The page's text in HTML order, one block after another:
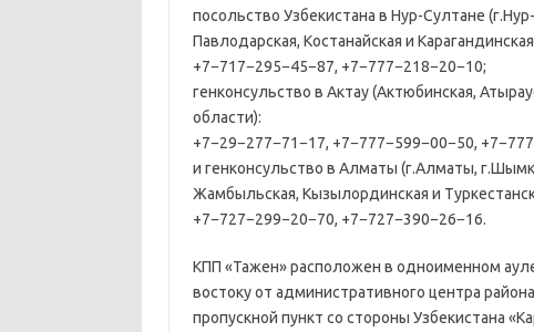
посольство Узбекистана в Нур-Султане
Павлодарская, Костанайская и
+7−717−295−45−87, +7−777−218−20−10;
генконсульство в Актау (Актюбинская,
области):
+7−29−277−71−17, +7−777−599−00−50,
и генконсульство в Алматы (г.Алматы,
Жамбыльская, Кызылординская и
+7−727−299−20−70, +7−727−390−26−16.
КПП «Тажен» расположен в одноименном
востоку от административного центра
пропускной пункт со стороны Узбекистана